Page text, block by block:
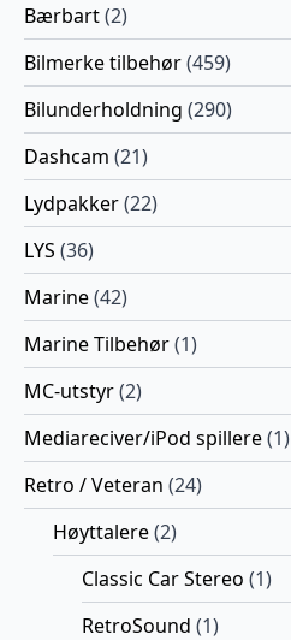
Bærbart(2)
Bilmerke tilbehør(459)
Bilunderholdning (290)
Dashcam (21)
Lydpakker(22)
LYS (36)
Marine(42)
Marine Tilbehør(1)
MC-utstyr(2)
Mediareciver/iPod spillere(1)
Retro / Veteran (24)
Høyttalere(2)
Classic Car Stereo (1)
RetroSound (1)